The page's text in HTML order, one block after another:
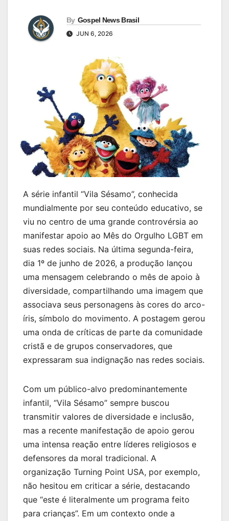
By Gospel News Brasil
JUN 6, 2026
A série infantil “Vila Sésamo”, conhecida
mundialmente por seu conteúdo educativo, se
viu no centro de uma grande controvérsia ao
manifestar apoio ao Mês do Orgulho LGBT em
suas redes sociais. Na última segunda-feira,
dia 1º de junho de 2026, a produção lançou
uma mensagem celebrando o mês de apoio à
diversidade, compartilhando uma imagem que
associava seus personagens às cores do arco-
íris, símbolo do movimento. A postagem gerou
uma onda de críticas de parte da comunidade
cristã e de grupos conservadores, que
expressaram sua indignação nas redes sociais.
Com um público-alvo predominantemente
infantil, “Vila Sésamo” sempre buscou
transmitir valores de diversidade e inclusão,
mas a recente manifestação de apoio gerou
uma intensa reação entre líderes religiosos e
defensores da moral tradicional. A
organização Turning Point USA, por exemplo,
não hesitou em criticar a série, destacando
que “este é literalmente um programa feito
para crianças”. Em um contexto onde a